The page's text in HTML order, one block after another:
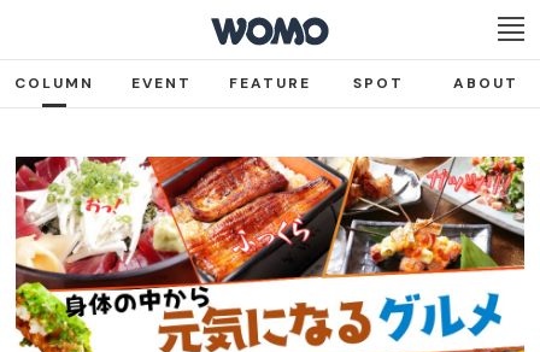
COLUMN EVENT FEATURE SPOT ABOUT